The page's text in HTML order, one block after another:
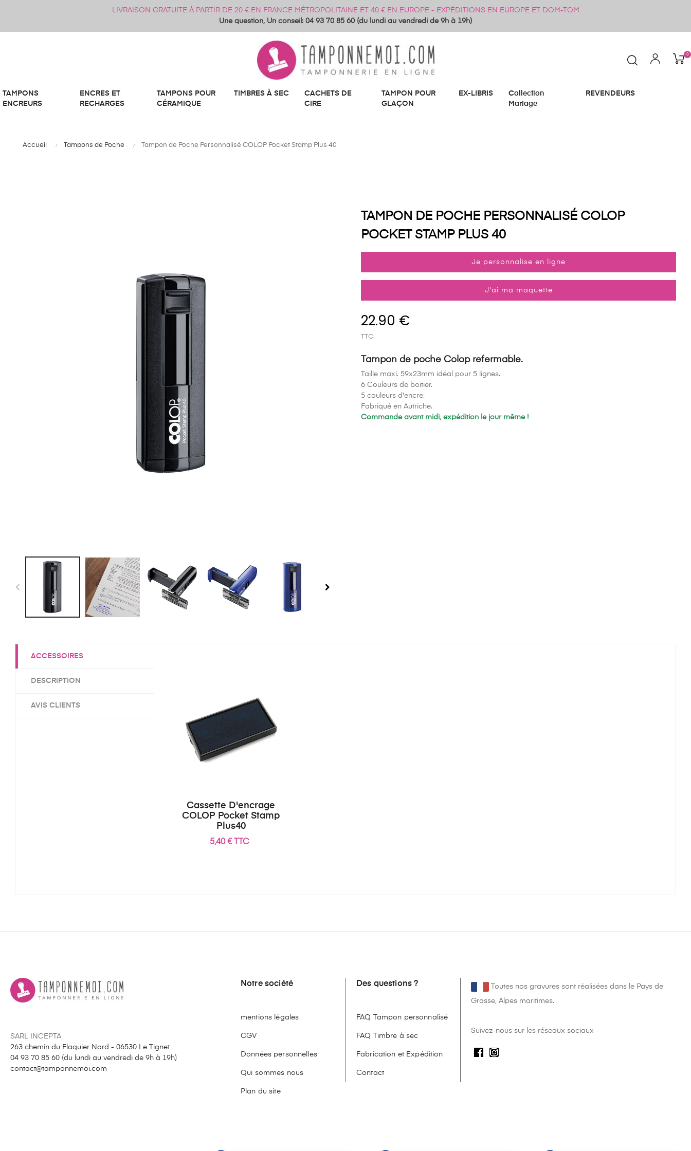
LIVRAISON GRATUITE À PARTIR DE 20 € EN FRANCE MÉTROPOLITAINE ET 40 € EN EUROPE - EXPÉDITIONS EN EUROPE ET DOM-TOM
Une question, Un conseil: 04 93 70 85 60 (du lundi au vendredi de 9h à 19h)
0
TAMPONS
ENCREURS
ENCRES ET
RECHARGES
TAMPONS POUR
CÉRAMIQUE
TIMBRES À SEC
CACHETS DE
CIRE
TAMPON POUR
GLAÇON
EX-LIBRIS
Collection
Mariage
REVENDEURS
Accueil Tampons de Poche Tampon de Poche Personnalisé COLOP Pocket Stamp Plus 40
TAMPON DE POCHE PERSONNALISÉ COLOP
POCKET STAMP PLUS 40
Je personnalise en ligne
J'ai ma maquette
22.90 €
TTC
Tampon de poche Colop refermable.
Taille maxi. 59x23mm idéal pour 5 lignes.
6 Couleurs de boitier.
5 couleurs d'encre.
Fabriqué en Autriche.
Commande avant midi, expédition le jour même !
ACCESSOIRES
DESCRIPTION
AVIS CLIENTS
Cassette D'encrage
COLOP Pocket Stamp
Plus40
5,40 € TTC
SARL INCEPTA
263 chemin du Flaquier Nord - 06530 Le Tignet
04 93 70 85 60 (du lundi au vendredi de 9h à 19h)
contact@tamponnemoi.com
Notre société
mentions légales
CGV
Données personnelles
Qui sommes nous
Plan du site
Des questions ?
FAQ Tampon personnalisé
FAQ Timbre à sec
Fabrication et Expédition
Contact
Toutes nos gravures sont réalisées dans le Pays de
Grasse, Alpes maritimes.
Suivez-nous sur les réseaux sociaux